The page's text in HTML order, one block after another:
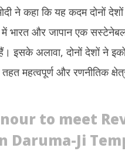
ने कहा कि यह कदम दोनों
भारत और जापान एक
अलावा, दोनों देशों ने
महत्वपूर्ण और रणनीतिक
to meet
Daruma-Ji